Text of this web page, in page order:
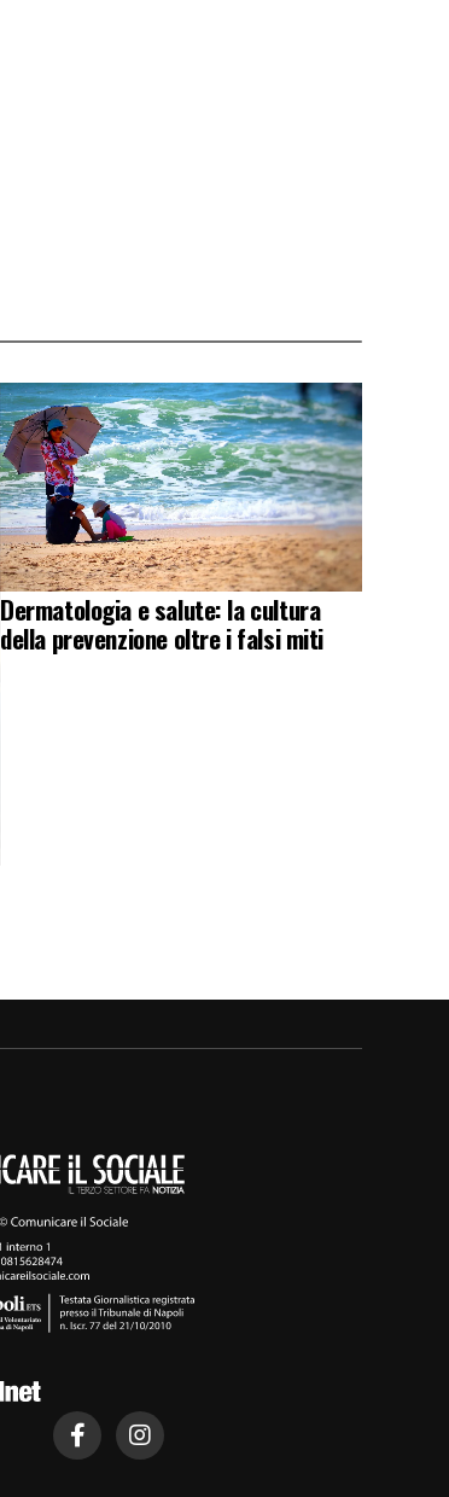
Dermatologia e salute: la cultura
della prevenzione oltre i falsi miti